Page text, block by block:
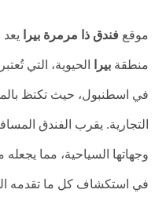
موقع فندق ذا مرمرة بيرا
منطقة بيرا الحيوية، التي
في اسطنبول، حيث تكتظ
التجارية. يقرب الفندق
وجهاتها السياحية، مما يجعله
في استكشاف كل ما تقدمه